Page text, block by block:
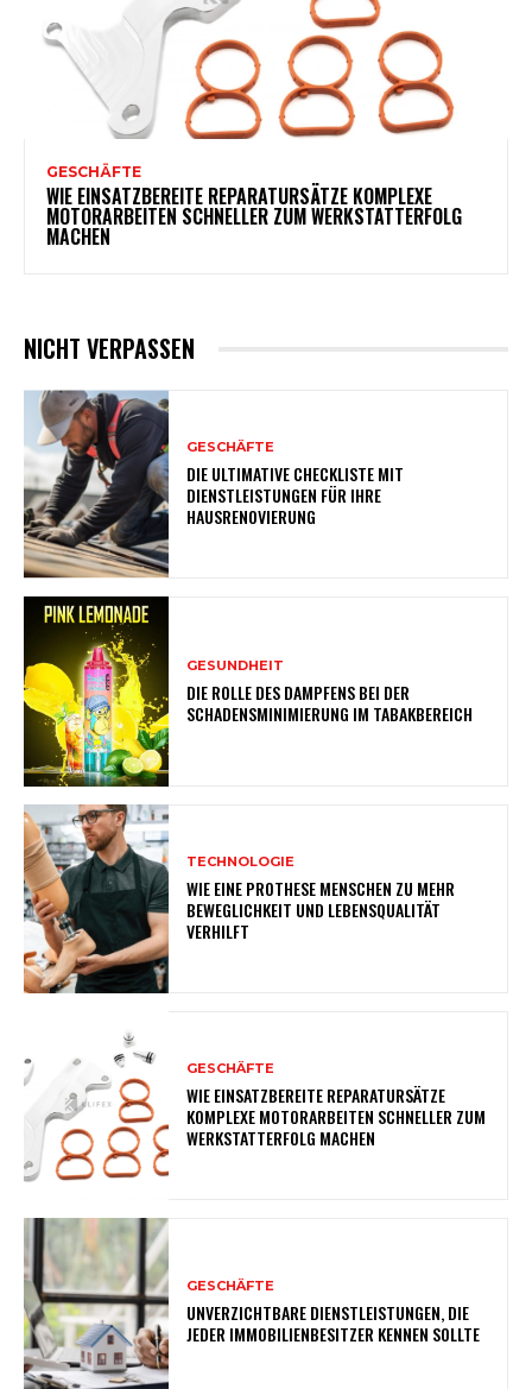
GESCHÄFTE
WIE EINSATZBEREITE REPARATURSÄTZE KOMPLEXE
MOTORARBEITEN SCHNELLER ZUM WERKSTATTERFOLG
MACHEN
NICHT VERPASSEN
GESCHÄFTE
DIE ULTIMATIVE CHECKLISTE MIT
DIENSTLEISTUNGEN FÜR IHRE
HAUSRENOVIERUNG
GESUNDHEIT
DIE ROLLE DES DAMPFENS BEI DER
SCHADENSMINIMIERUNG IM TABAKBEREICH
TECHNOLOGIE
WIE EINE PROTHESE MENSCHEN ZU MEHR
BEWEGLICHKEIT UND LEBENSQUALITÄT
VERHILFT
GESCHÄFTE
WIE EINSATZBEREITE REPARATURSÄTZE
KOMPLEXE MOTORARBEITEN SCHNELLER ZUM
WERKSTATTERFOLG MACHEN
GESCHÄFTE
UNVERZICHTBARE DIENSTLEISTUNGEN, DIE
JEDER IMMOBILIENBESITZER KENNEN SOLLTE